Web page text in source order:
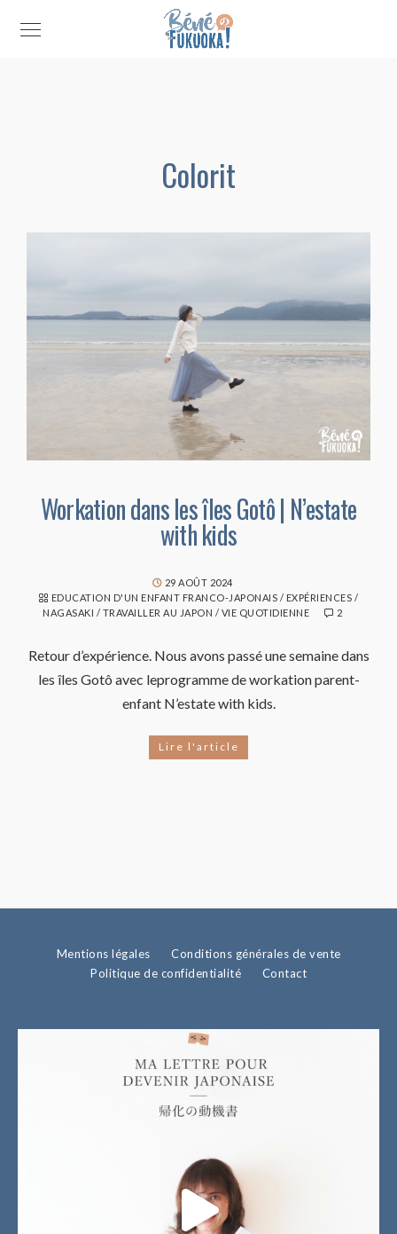
Colorit
Workation dans les îles Gotô | N’estate
with kids
29 AOÛT 2024
EDUCATION D'UN ENFANT FRANCO-JAPONAIS / EXPÉRIENCES /
NAGASAKI / TRAVAILLER AU JAPON / VIE QUOTIDIENNE 2
Retour d’expérience. Nous avons passé une semaine dans
les îles Gotô avec leprogramme de workation parent-
enfant N’estate with kids.
Lire l'article
Mentions légales
Conditions générales de vente
Politique de confidentialité
Contact